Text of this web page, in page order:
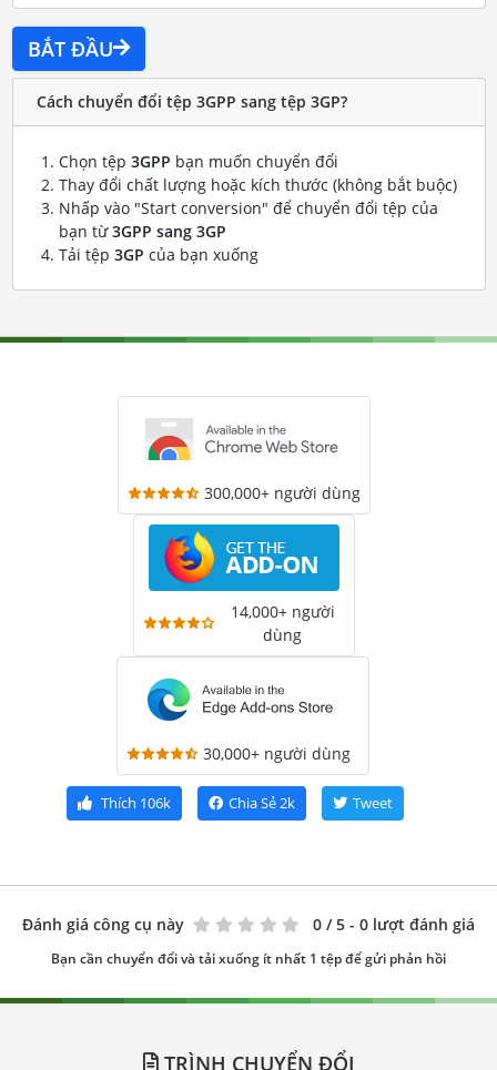
BẮT ĐẦU
Cách chuyển đổi tệp 3GPP sang tệp 3GP?
Chọn tệp 3GPP bạn muốn chuyển đổi
Thay đổi chất lượng hoặc kích thước (không bắt buộc)
Nhấp vào "Start conversion" để chuyển đổi tệp của
bạn từ3GPP sang 3GP
Tải tệp 3GP của bạn xuống
300,000+ người dùng
14,000+ người
dùng
30,000+ người dùng
Thích 106k Chia Sẻ2k Tweet
Đánh giá công cụ này 0 / 5 - 0 lượt đánh giá
Bạn cần chuyển đổi và tải xuống ít nhất 1 tệp để gửi phản hồi
TRÌNH CHUYỂN ĐỔI